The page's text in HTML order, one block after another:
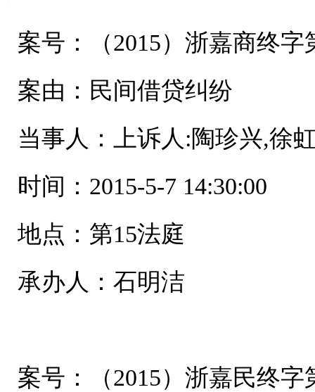
案号：（2015）浙嘉商终字
案由：民间借贷纠纷
当事人：上诉人:陶珍兴,徐
时间：2015-5-7 14:30:00
地点：第15法庭
承办人：石明洁
案号：（2015）浙嘉民终字